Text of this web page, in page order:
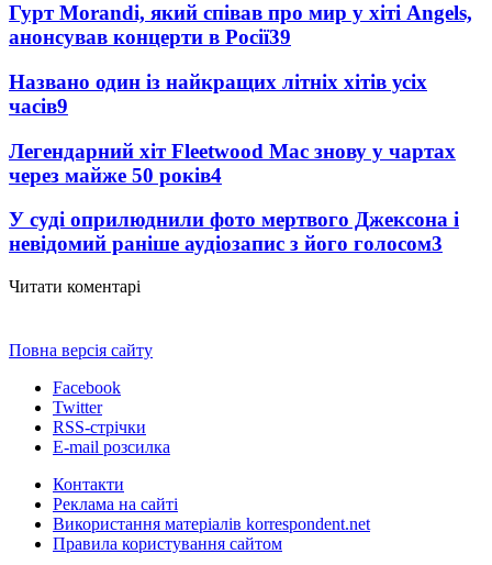
Гурт Morandi, який співав про мир у хіті Angels,
анонсував концерти в Росії39
Названо один із найкращих літніх хітів усіх
часів9
Легендарний хіт Fleetwood Mac знову у чартах
через майже 50 років4
У суді оприлюднили фото мертвого Джексона і
невідомий раніше аудіозапис з його голосом3
Читати коментарі
Повна версія сайту
Facebook
Twitter
RSS-стрічки
E-mail розсилка
Контакти
Реклама на сайті
Використання матеріалів korrespondent.net
Правила користування сайтом